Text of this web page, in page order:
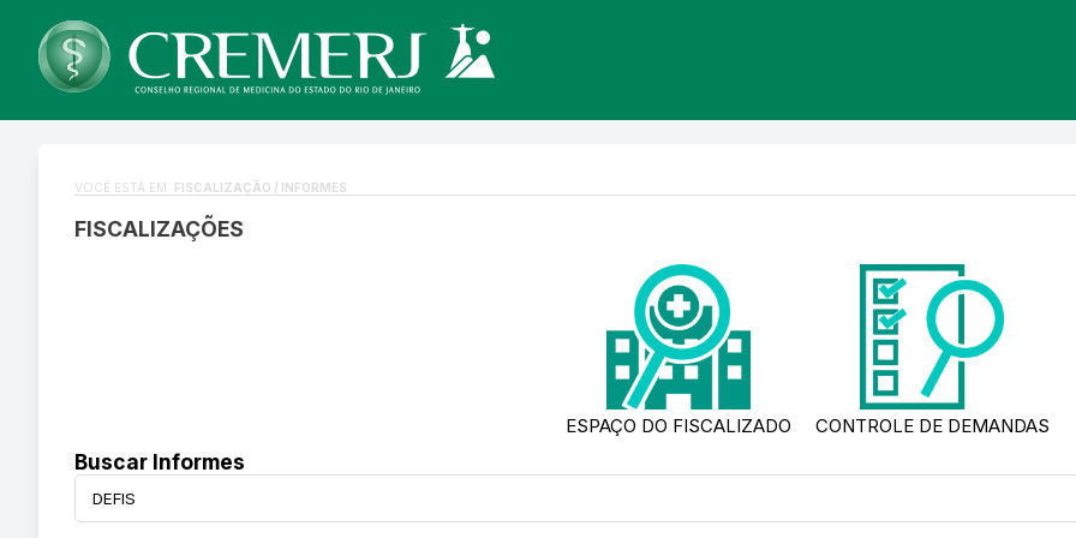
VOCÊ ESTÁ EM: FISCALIZAÇÃO / INFORMES
FISCALIZAÇÕES
ESPAÇO DO FISCALIZADO CONTROLE DE DEMANDAS
Buscar Informes